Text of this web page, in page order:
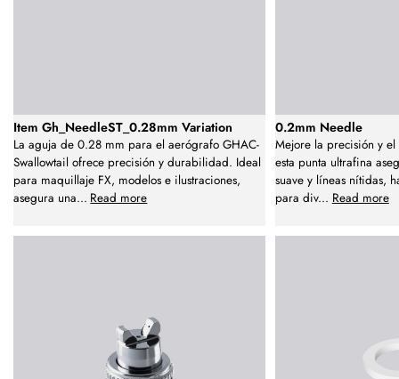
Item Gh_NeedleST_0.28mm Variation
La aguja de 0.28 mm para el aerógrafo GHAC-
Swallowtail ofrece precisión y durabilidad. Ideal
para maquillaje FX, modelos e ilustraciones,
asegura una... Read more
0.2mm Needle
Mejore la precisión y
esta punta ultrafina
suave y líneas nítidas,
para div... Read more